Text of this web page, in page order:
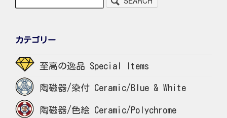
カテゴリー
至高の逸品 Special Items
陶磁器/染付 Ceramic/Blue & White
陶磁器/色絵 Ceramic/Polychrome